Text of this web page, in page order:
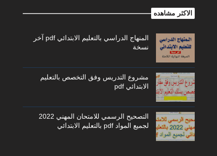
الاكثر مشاهده
المنهاج الدراسي بالتعليم الابتدائي pdf آخر
نسخة
مشروع التدريس وفق التخصص بالتعليم
الابتدائي pdf
التصحيح الرسمي للامتحان المهني 2022
لجميع المواد pdf بالتعليم الابتدائي